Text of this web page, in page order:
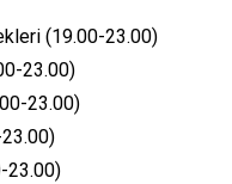
(19.00-23.00)
23.00)
23.00)
23.00)